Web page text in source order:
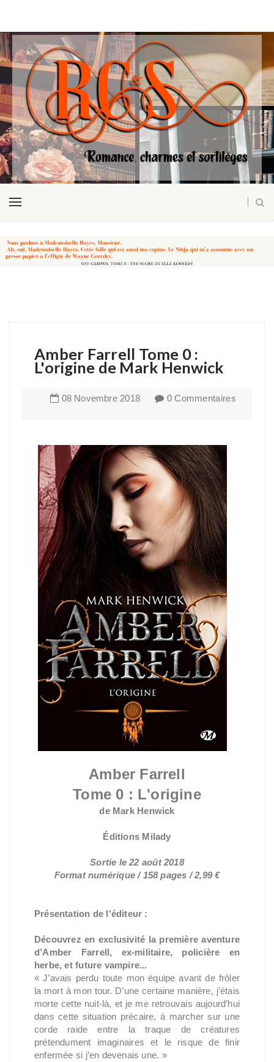
Amber Farrell Tome 0 :
L'origine de Mark Henwick
08 Novembre 2018 0 Commentaires
Amber Farrell
Tome 0 : L'origine
de Mark Henwick
Éditions Milady
Sortie le 22 août 2018
Format numérique / 158 pages / 2,99 €
Présentation de l'éditeur :
Découvrez en exclusivité la première aventure
d’Amber Farrell, ex-militaire, policière en
herbe, et future vampire...
« J’avais perdu toute mon équipe avant de frôler
la mort à mon tour. D’une certaine manière, j’étais
morte cette nuit-là, et je me retrouvais aujourd’hui
dans cette situation précaire, à marcher sur une
corde raide entre la traque de créatures
prétendument imaginaires et le risque de finir
enfermée si j’en devenais une. »